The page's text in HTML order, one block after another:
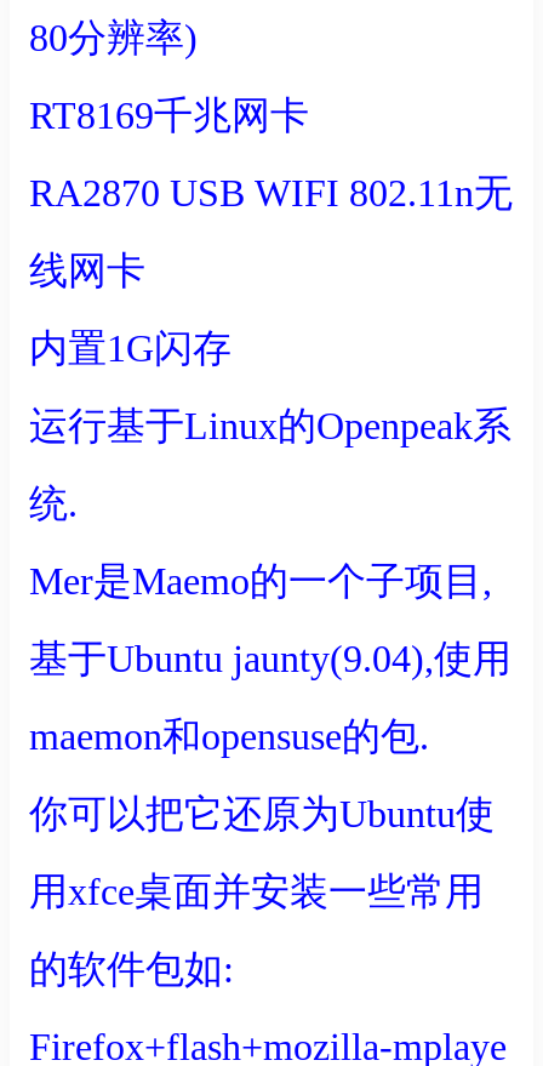
80分辨率)
RT8169千兆网卡
RA2870 USB WIFI 802.11n无
线网卡
内置1G闪存
运行基于Linux的Openpeak系
统.
Mer是Maemo的一个子项目,
基于Ubuntu jaunty(9.04),使用
maemon和opensuse的包.
你可以把它还原为Ubuntu使
用xfce桌面并安装一些常用
的软件包如:
Firefox+flash+mozilla-mplaye